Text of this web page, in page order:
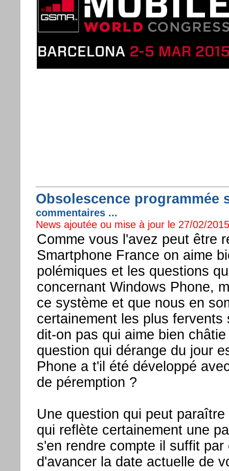
Obsolescence programmée
commentaires ...
News ajoutée ou mise à jour le 27/02/
Comme vous l'avez peut être
Smartphone France on aime
polémiques et les questions
concernant Windows Phone,
ce système et que nous en
certainement les plus fervents
dit-on pas qui aime bien
question qui dérange du jour
Phone a t'il été développé
de péremption ?
Une question qui peut
qui reflète certainement une
s'en rendre compte il suffit par
d'avancer la date actuelle de